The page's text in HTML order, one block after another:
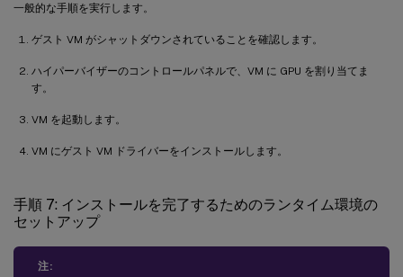
一般的な手順を実行します。
ゲスト VM がシャットダウンされていることを確認します。
ハイパーバイザーのコントロールパネルで、VM に GPU を割り当てま
す。
VM を起動します。
VM にゲスト VM ドライバーをインストールします。
手順 7: インストールを完了するためのランタイム環境の
セットアップ
注: